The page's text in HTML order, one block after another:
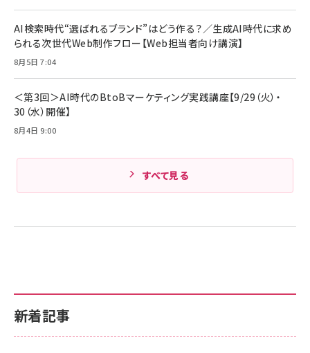
Amazonランキングをもっと見る
ケーブル Anker絡まないケーブル 240W 結束バン
ド付き USB PD対応 シリコン素材採用 iPhone
17 / 16 / 15 / Galaxy iPad Pro MacBook
Pro/Air 各種対応 (1.8m ミッドナイトブラック)
￥1,890
￥4,857
新着記事
AI検索時代“選ばれるブランド”はどう作る？／生成AI時代に求め
られる次世代Web制作フロー【Web担当者向け講演】
8月5日 7:04
＜第3回＞AI時代のBtoBマーケティング実践講座【9/29（火）・
30（水）開催】
8月4日 9:00
すべて見る